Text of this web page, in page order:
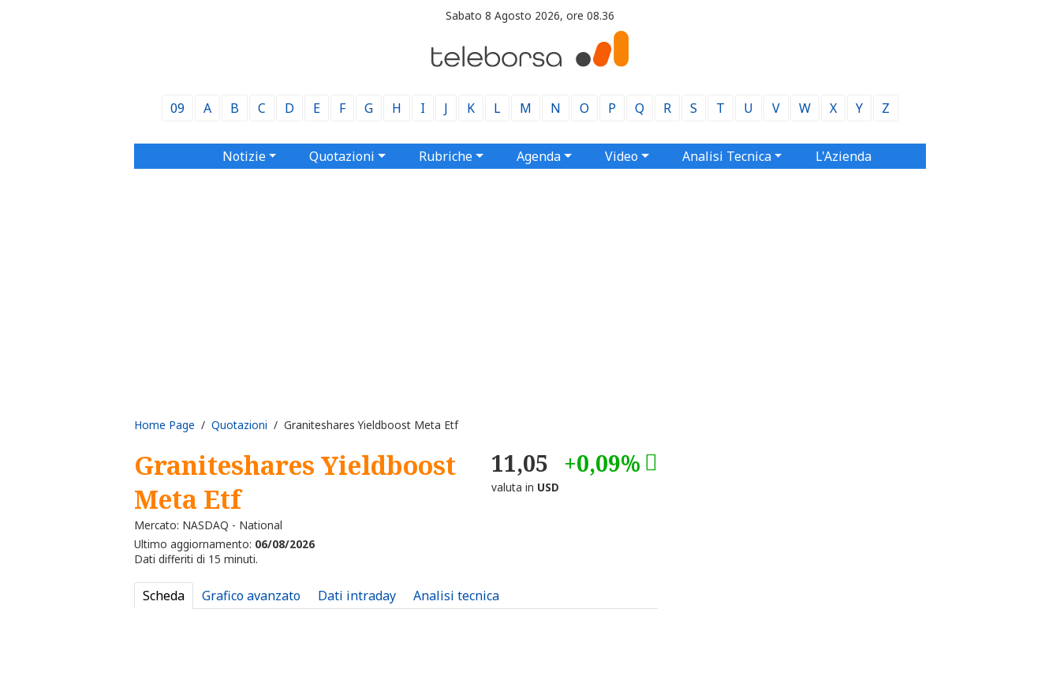
Sabato 8 Agosto 2026, ore 08.36
09 A B C D E F G H I J K L M N O P Q R S T U V W X Y Z
Notizie Quotazioni Rubriche Agenda Video Analisi Tecnica L'Azienda
Home Page / Quotazioni / Graniteshares Yieldboost Meta Etf
Graniteshares Yieldboost
Meta Etf
Mercato: NASDAQ - National
11,05 +0,09%
valuta in USD
Ultimo aggiornamento: 06/08/2026
Dati differiti di 15 minuti.
Scheda Grafico avanzato Dati intraday Analisi tecnica